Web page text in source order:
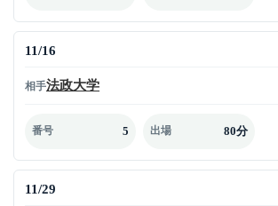
11/16
相手法政大学
番号 5 出場 80分
11/29